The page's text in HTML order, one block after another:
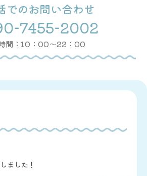
でのお問い合わせ
7455-2002
間：10：00〜22：00
ました！